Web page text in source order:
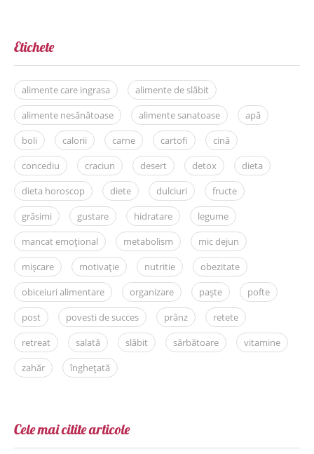
Etichete
alimente care ingrasa
alimente de slăbit
alimente nesănătoase
alimente sanatoase
apă
boli
calorii carne cartofi
cină
concediu
craciun desert detox
dieta
dieta horoscop
diete dulciuri
fructe
grăsimi
gustare hidratare
legume
mancat emoțional
metabolism
mic dejun
mișcare
motivație nutritie
obezitate
obiceiuri alimentare
organizare paște
pofte
post
povesti de succes prânz
retete
retreat
salată slăbit sărbătoare
vitamine
zahăr
înghețată
Cele mai citite articole